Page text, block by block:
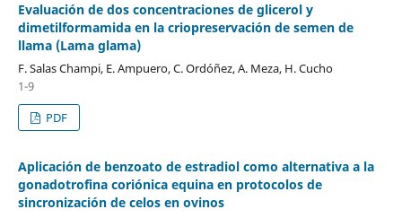
Evaluación de dos concentraciones de glicerol y
dimetilformamida en la criopreservación de semen de
llama (Lama glama)
F. Salas Champi, E. Ampuero, C. Ordóñez, A. Meza, H. Cucho
1-9
PDF
Aplicación de benzoato de estradiol como alternativa a la
gonadotrofina coriónica equina en protocolos de
sincronización de celos en ovinos